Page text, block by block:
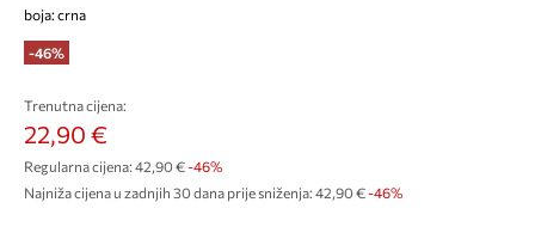
boja: crna
-46%
Trenutna cijena:
22,90 €
Regularna cijena: 42,90 €-46%
Najniža cijena u zadnjih 30 dana prije sniženja: 42,90 € -46%